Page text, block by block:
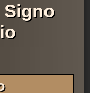
Signo